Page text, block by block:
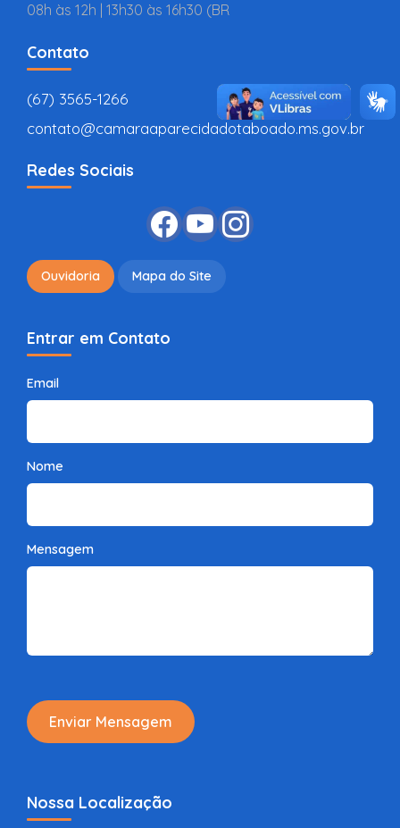
08h às 12h | 13h30 às 16h30 (BR
Contato
(67) 3565-1266
contato@camaraaparecidadotaboado.ms.gov.br
Redes Sociais
Ouvidoria Mapa do Site
Entrar em Contato
Email
Nome
Mensagem
Enviar Mensagem
Nossa Localização